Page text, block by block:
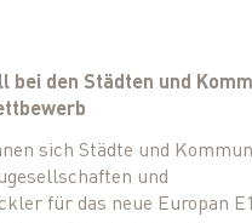
bei den Städten und
sich Städte und
und
für das neue Europan